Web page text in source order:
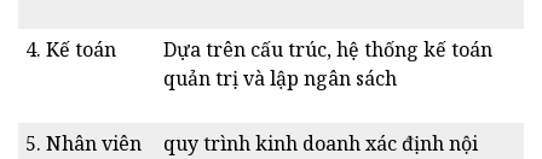
4. Kế toán
Dựa trên cấu trúc, hệ thống kế toán
quản trị và lập ngân sách
5. Nhân viên quy trình kinh doanh xác định nội